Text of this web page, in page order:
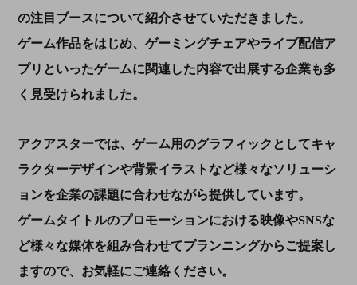
の注目ブースについて紹介させていただきました。
ゲーム作品をはじめ、ゲーミングチェアやライブ配信ア
プリといったゲームに関連した内容で出展する企業も多
く見受けられました。
アクアスターでは、ゲーム用のグラフィックとしてキャ
ラクターデザインや背景イラストなど様々なソリューシ
ョンを企業の課題に合わせながら提供しています。
ゲームタイトルのプロモーションにおける映像やSNSな
ど様々な媒体を組み合わせてプランニングからご提案し
ますので、お気軽にご連絡ください。